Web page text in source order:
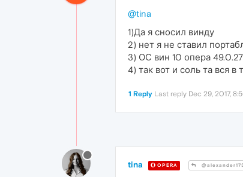
@tina
1)Да я сносил винду
2) нет я не ставил
3) ОС вин 10 опера
4) так вот и соль та вся в
1 Reply Last reply Dec 29, 2017,
tina OPERA